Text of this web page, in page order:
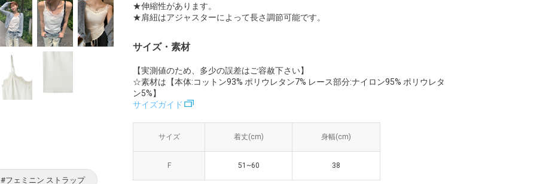
★伸縮性があります。
★肩紐はアジャスターによって長さ調節可能です。
サイズ・素材
【実測値のため、多少の誤差はご容赦下さい】
☆素材は【本体:コットン93% ポリウレタン7% レース部分:ナイロン95% ポリウレタ
ン5%】
サイズガイド
サイズ 着丈(cm)
F 51~60
サイズ 着丈(cm) 身幅(cm)
F 51~60 38
#フェミニン ストラップ